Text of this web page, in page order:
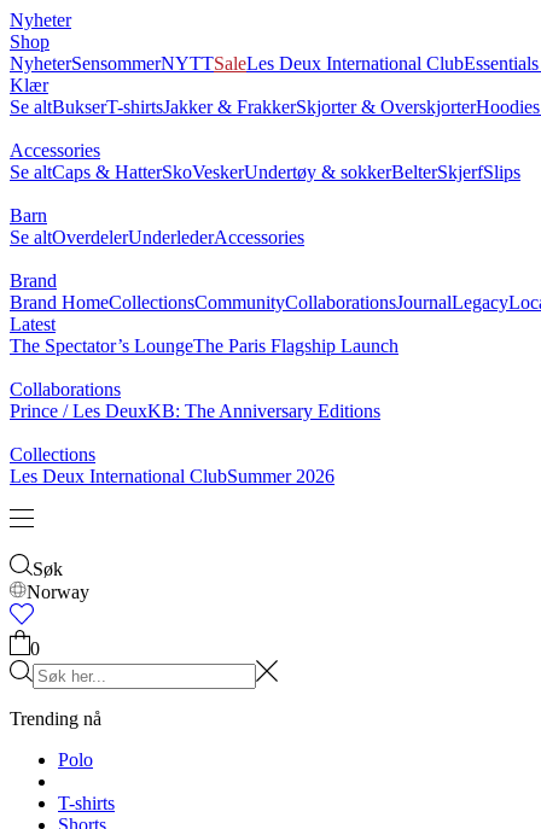
Nyheter
Shop
NyheterSensommer NYTT
SaleLes Deux International Club
Klær
Se altBukserT-shirtsJakker & FrakkerSkjorter & Overskjorter
Accessories
Se altCaps & HatterSkoVeskerUndertøy & sokkerBelterSkjerf
Barn
Se altOverdelerUnderlederAccessories
Brand
Brand HomeCollectionsCommunityCollaborationsJournal
Latest
The Spectator’s LoungeThe Paris Flagship Launch
Collaborations
Prince / Les DeuxKB: The Anniversary Editions
Collections
Les Deux International ClubSummer 2026
0